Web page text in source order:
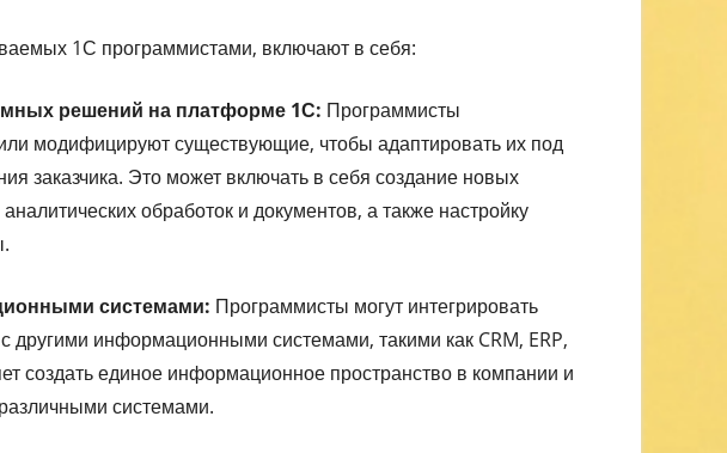
1С программистами, включают в себя:
решений на платформе 1С: Программисты
модифицируют существующие, чтобы адаптировать их под
заказчика. Это может включать в себя создание новых
обработок и документов, а также настройку
системами: Программисты могут интегрировать
другими информационными системами, такими как CRM, ERP,
создать единое информационное пространство в компании и
системами.